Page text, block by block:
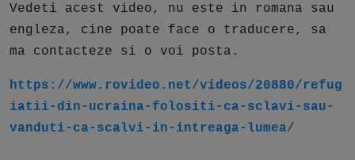
Vedeti acest video, nu este in romana sau
engleza, cine poate face o traducere, sa
ma contacteze si o voi posta.
https://www.rovideo.net/videos/20880/refug
iatii-din-ucraina-folositi-ca-sclavi-sau-
vanduti-ca-scalvi-in-intreaga-lumea/